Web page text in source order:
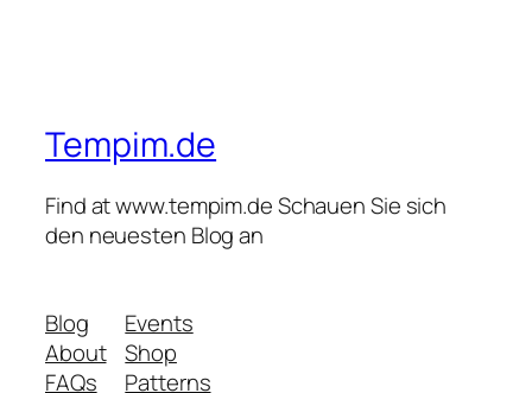
Tempim.de
Find at www.tempim.de Schauen Sie sich
den neuesten Blog an
Blog
About
FAQs
Events
Shop
Patterns